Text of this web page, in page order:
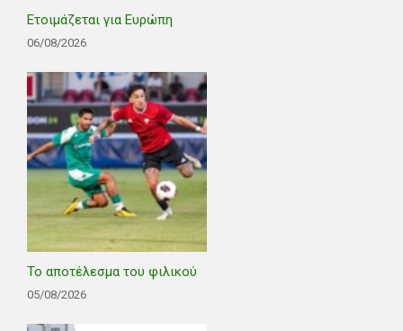
Ετοιμάζεται για Ευρώπη
06/08/2026
Το αποτέλεσμα του φιλικού
05/08/2026